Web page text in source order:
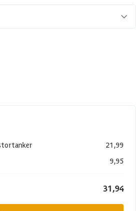
21,99
9,95
31,94